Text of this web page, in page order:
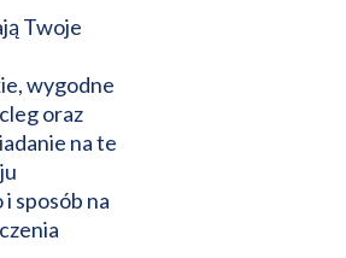
Twoje
wygodne
oraz
na te
sposób na